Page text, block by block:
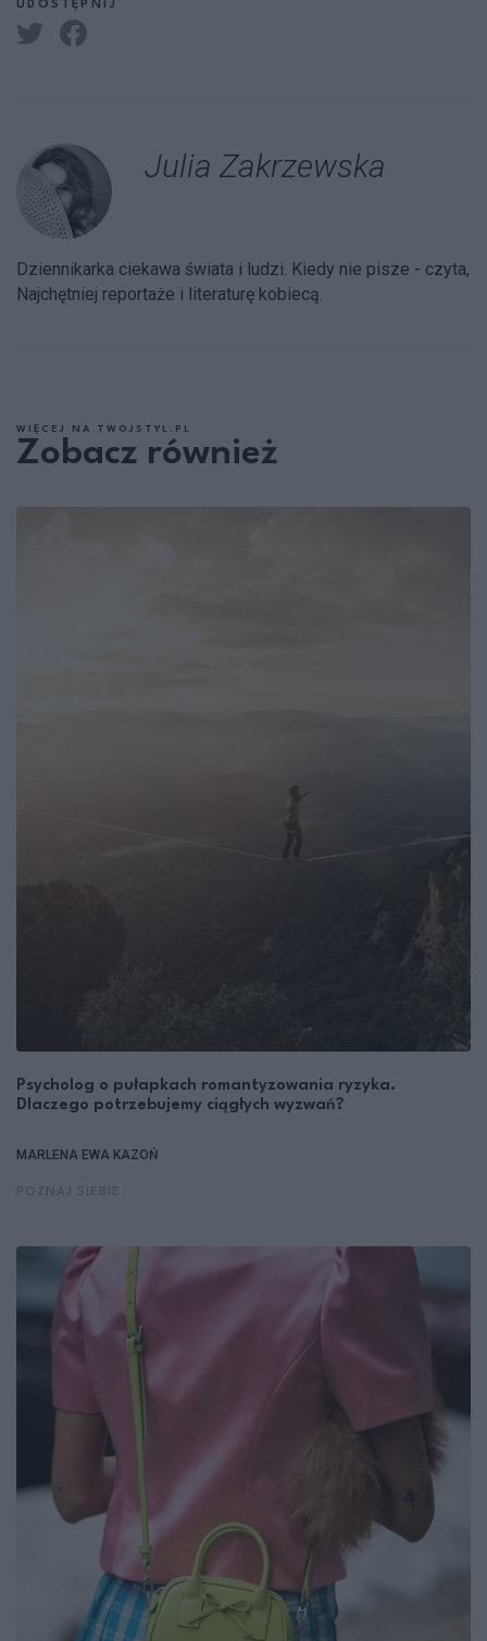
UDOSTĘPNIJ
Julia Zakrzewska
Dziennikarka ciekawa świata i ludzi. Kiedy nie pisze - czyta,
Najchętniej reportaże i literaturę kobiecą.
WIĘCEJ NA TWOJSTYL.PL
Zobacz również
Psycholog o pułapkach romantyzowania ryzyka.
Dlaczego potrzebujemy ciągłych wyzwań?
MARLENA EWA KAZOŃ